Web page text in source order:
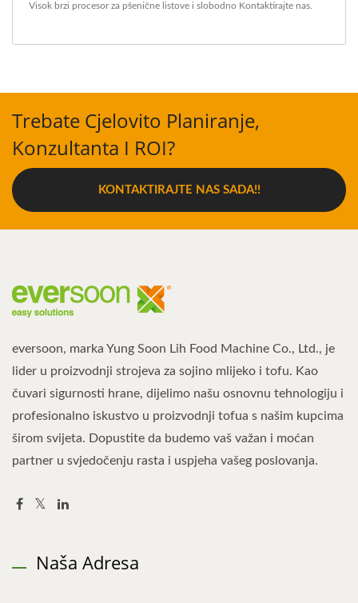
Visok brzi procesor za pšenične listove i slobodno Kontaktirajte nas
Trebate Cjelovito Planiranje,
Konzultanta I ROI?
KONTAKTIRAJTE NAS SADA!!
eversoon, marka Yung Soon Lih Food Machine Co., Ltd., je
lider u proizvodnji strojeva za sojino mlijeko i tofu. Kao
čuvari sigurnosti hrane, dijelimo našu osnovnu tehnologiju i
profesionalno iskustvo u proizvodnji tofua s našim kupcima
širom svijeta. Dopustite da budemo vaš važan i moćan
partner u svjedočenju rasta i uspjeha vašeg poslovanja.
Naša Adresa